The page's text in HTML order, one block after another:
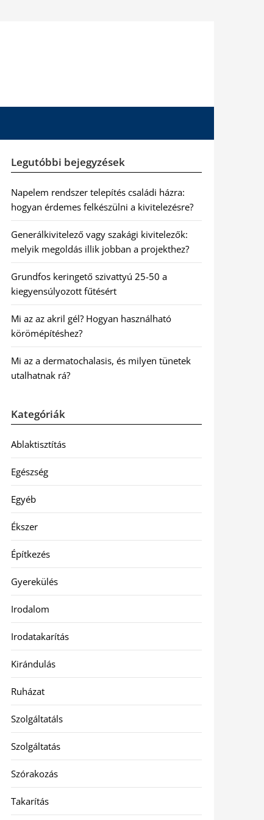
Legutóbbi bejegyzések
Napelem rendszer telepítés családi házra:
hogyan érdemes felkészülni a kivitelezésre?
Generálkivitelező vagy szakági kivitelezők:
melyik megoldás illik jobban a projekthez?
Grundfos keringető szivattyú 25-50 a
kiegyensúlyozott fűtésért
Mi az az akril gél? Hogyan használható
körömépítéshez?
Mi az a dermatochalasis, és milyen tünetek
utalhatnak rá?
Kategóriák
Ablaktisztítás
Egészség
Egyéb
Ékszer
Építkezés
Gyerekülés
Irodalom
Irodatakarítás
Kirándulás
Ruházat
Szolgáltatáls
Szolgáltatás
Szórakozás
Takarítás